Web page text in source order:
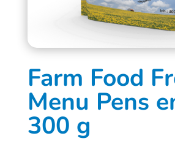
Farm Food
Menu Pens
300 g